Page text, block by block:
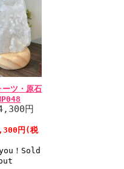
ーツ・原石
円
円(税
！Sold